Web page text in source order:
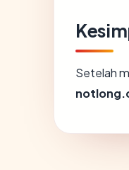
Setelah